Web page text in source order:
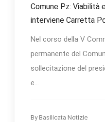
Comune Pz: Viabilità
interviene Carretta
Nel corso della V
permanente del
sollecitazione del
e...
By Basilicata Notizie